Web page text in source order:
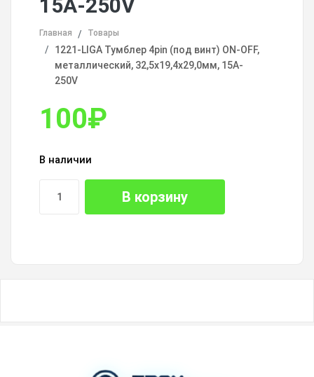
15A-250V
Главная Товары
1221-LIGA Тумблер 4pin (под винт) ON-OFF,
металлический, 32,5х19,4х29,0мм, 15A-
250V
100₽
В наличии
В корзину